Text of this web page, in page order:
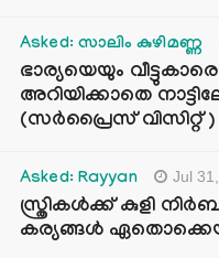
Asked: സാലിം കുഴിമണ്ണ
ഭാര്യയെയും
അറിയിക്കാതെ
(സർപ്രൈസ് വിസിറ്റ്
Asked: Rayyan Jul
സ്ത്രികൾക്ക് കുളി
കര്യങ്ങൾ